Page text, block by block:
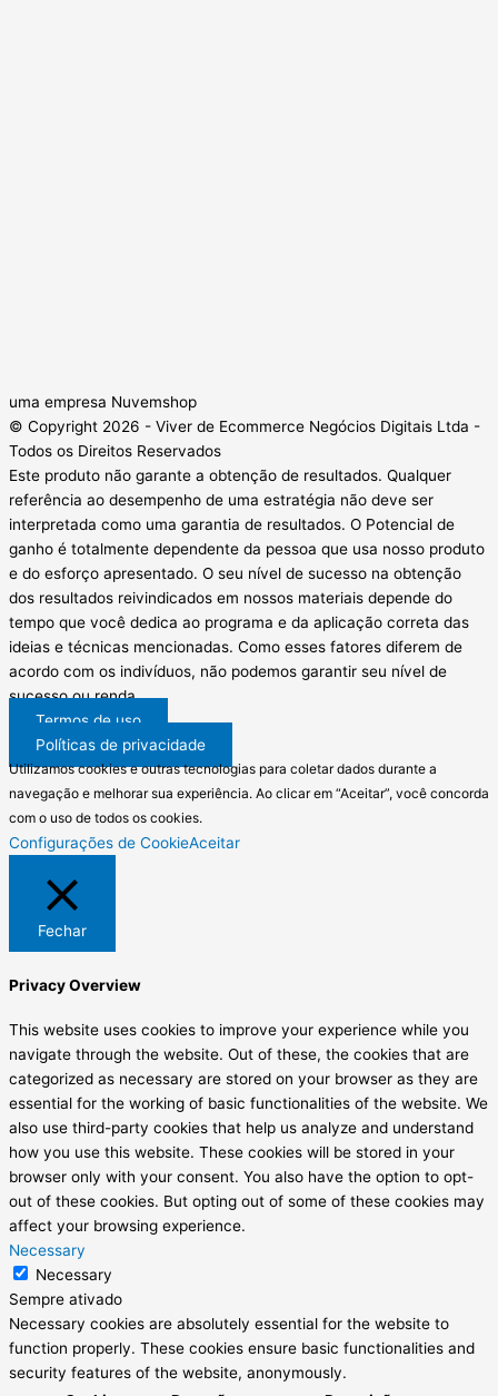
uma empresa Nuvemshop
© Copyright 2026 - Viver de Ecommerce Negócios Digitais Ltda -
Todos os Direitos Reservados
Este produto não garante a obtenção de resultados. Qualquer
referência ao desempenho de uma estratégia não deve ser
interpretada como uma garantia de resultados. O Potencial de
ganho é totalmente dependente da pessoa que usa nosso produto
e do esforço apresentado. O seu nível de sucesso na obtenção
dos resultados reivindicados em nossos materiais depende do
tempo que você dedica ao programa e da aplicação correta das
ideias e técnicas mencionadas. Como esses fatores diferem de
acordo com os indivíduos, não podemos garantir seu nível de
sucesso ou renda.
Termos de uso
Políticas de privacidade
Utilizamos cookies e outras tecnologias para coletar dados durante a
navegação e melhorar sua experiência. Ao clicar em “Aceitar”, você concorda
com o uso de todos os cookies.
Configurações de CookieAceitar
Fechar
Privacy Overview
This website uses cookies to improve your experience while you
navigate through the website. Out of these, the cookies that are
categorized as necessary are stored on your browser as they are
essential for the working of basic functionalities of the website. We
also use third-party cookies that help us analyze and understand
how you use this website. These cookies will be stored in your
browser only with your consent. You also have the option to opt-
out of these cookies. But opting out of some of these cookies may
affect your browsing experience.
Necessary
Necessary
Sempre ativado
Necessary cookies are absolutely essential for the website to
function properly. These cookies ensure basic functionalities and
security features of the website, anonymously.